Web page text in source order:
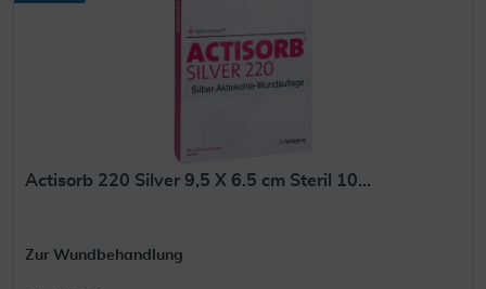
Actisorb 220 Silver 9,5 X 6.5 cm Steril 10...
Zur Wundbehandlung